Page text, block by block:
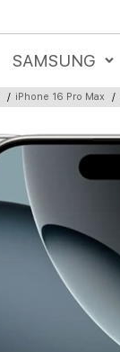
SAMSUNG
/ iPhone 16 Pro Max /